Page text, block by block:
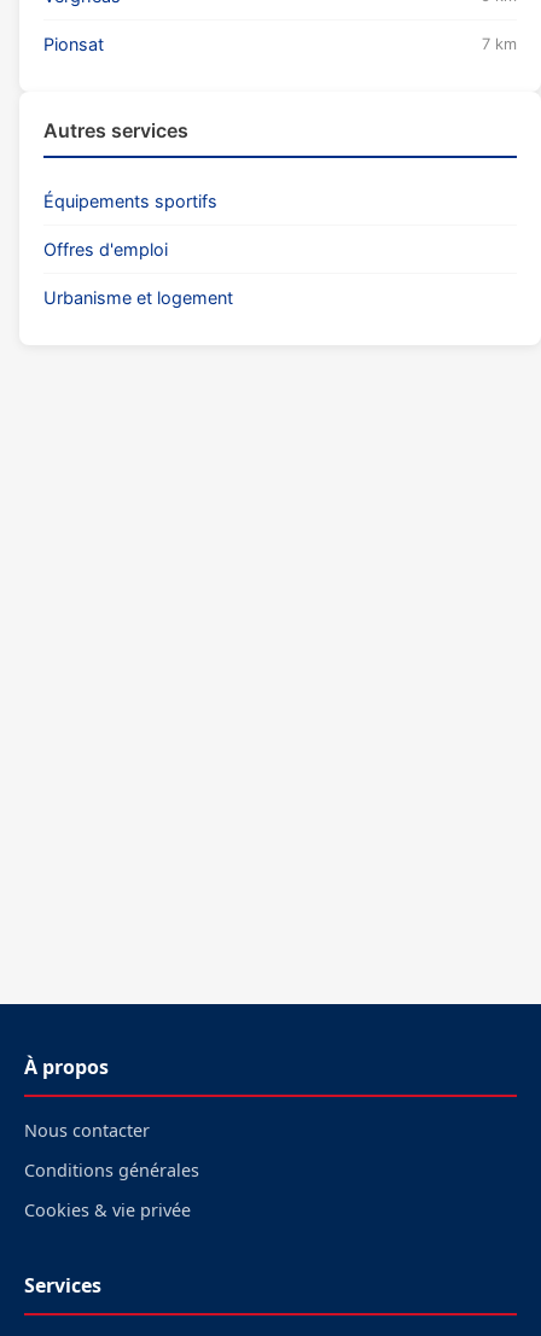
Pionsat 7 km
Autres services
Équipements sportifs
Offres d'emploi
Urbanisme et logement
À propos
Nous contacter
Conditions générales
Cookies & vie privée
Services